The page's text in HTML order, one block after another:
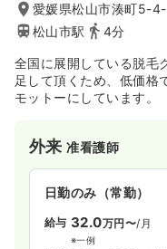
愛媛県松山市湊町5-
松山市駅
4分
全国に展開している脱毛
足して頂くため、低価格
モットーにしています。
外来准看護師
日勤のみ（常勤）
給与 32.0万円〜/月
※一例